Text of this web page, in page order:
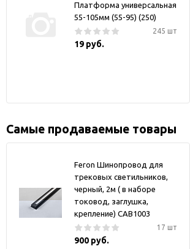
Платформа универсальная
55-105мм (55-95) (250)
245 шт
19 руб.
Самые продаваемые товары
Feron Шинопровод для
трековых светильников,
черный, 2м ( в наборе
токовод, заглушка,
крепление) CAB1003
17 шт
900 руб.